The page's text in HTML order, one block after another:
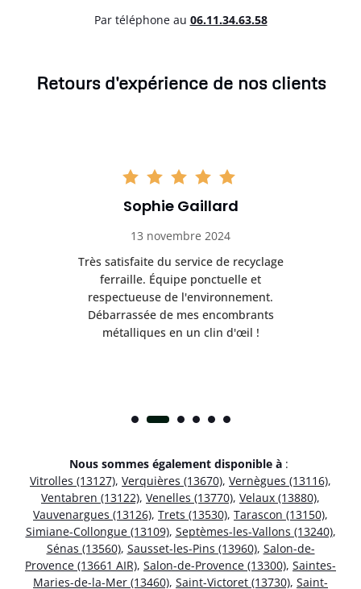
Par téléphone au 06.11.34.63.58
Retours d'expérience de nos clients
Sophie Gaillard
13 novembre 2024
Très satisfaite du service de recyclage
ferraille. Équipe ponctuelle et
respectueuse de l'environnement.
Débarrassée de mes encombrants
métalliques en un clin d'œil !
Nous sommes également disponible à :
Vitrolles (13127), Verquières (13670), Vernègues (13116),
Ventabren (13122), Venelles (13770), Velaux (13880),
Vauvenargues (13126), Trets (13530), Tarascon (13150),
Simiane-Collongue (13109), Septèmes-les-Vallons (13240),
Sénas (13560), Sausset-les-Pins (13960), Salon-de-
Provence (13661 AIR), Salon-de-Provence (13300), Saintes-
Maries-de-la-Mer (13460), Saint-Victoret (13730), Saint-